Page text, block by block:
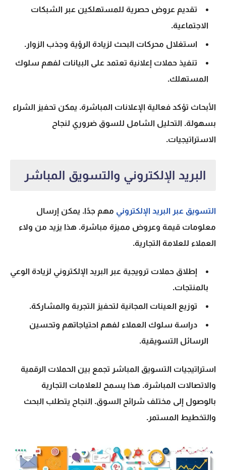
تقديم عروض حصرية للمستهلكين عبر الشبكات
الاجتماعية.
استغلال محركات البحث لزيادة الرؤية وجذب الزوار.
تنفيذ حملات إعلانية تعتمد على البيانات لفهم سلوك
المستهلك.
الأبحاث تؤكد فعالية الإعلانات المباشرة. يمكن تحفيز الشراء
بسهولة. التحليل الشامل للسوق ضروري لنجاح
الاستراتيجيات.
البريد الإلكتروني والتسويق المباشر
التسويق عبر البريد الإلكتروني مهم جدًا. يمكن إرسال
معلومات قيمة وعروض مميزة مباشرة. هذا يزيد من ولاء
العملاء للعلامة التجارية.
إطلاق حملات ترويجية عبر البريد الإلكتروني لزيادة الوعي
بالمنتجات.
توزيع العينات المجانية لتحفيز التجربة والمشاركة.
دراسة سلوك العملاء لفهم احتياجاتهم وتحسين
الرسائل التسويقية.
استراتيجيات التسويق المباشر تجمع بين الحملات الرقمية
والاتصالات المباشرة. هذا يسمح للعلامات التجارية
بالوصول إلى مختلف شرائح السوق. النجاح يتطلب البحث
والتخطيط المستمر.